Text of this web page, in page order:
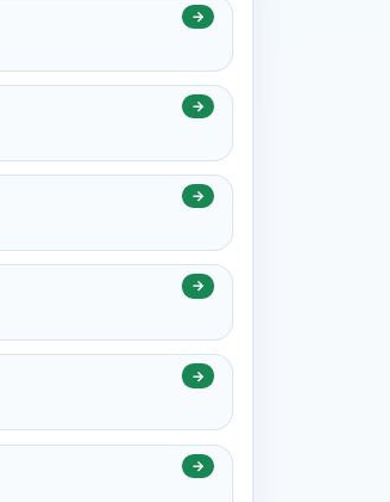
→
→
→
→
→
→